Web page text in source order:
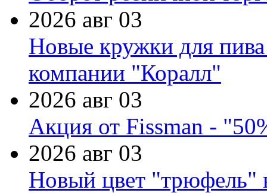
2026 авг 03
Новые кружки для
компании "Коралл"
2026 авг 03
Акция от Fissman -
2026 авг 03
Новый цвет "трюфель"